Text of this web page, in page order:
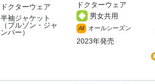
ドクターウェア
半袖ジャケット
（ブルゾン・ジャ
ンパー）
ドクターウェア
男女共用
All オールシーズン
2023年発売